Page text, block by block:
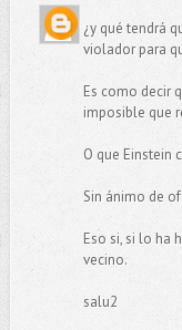
¿y qué tendrá
violador para
Es como decir
imposible que
O que Einstein
Sin ánimo de
Eso si, si lo ha
vecino.
salu2